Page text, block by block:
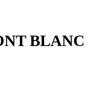
BLANC